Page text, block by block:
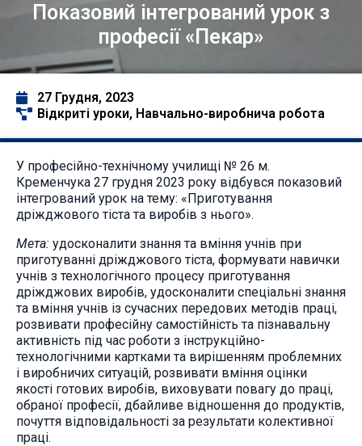
Показовий інтегрований урок з
професії «Пекар»
27 Грудня, 2023
Відкриті уроки, Навчально-виробнича робота
У професійно-технічному училищі № 26 м.
Кременчука 27 грудня 2023 року відбувся показовий
інтегрований урок на тему: «Приготування
дріжджового тіста та виробів з нього».
Мета: удосконалити знання та вміння учнів при
приготуванні дріжджового тіста, формувати навички
учнів з технологічного процесу приготування
дріжджових виробів, удосконалити спеціальні знання
та вміння учнів із сучасних передових методів праці,
розвивати професійну самостійність та пізнавальну
активність під час роботи з інструкційно-
технологічними картками та вирішенням проблемних
і виробничих ситуацій, розвивати вміння оцінки
якості готових виробів, виховувати повагу до праці,
обраної професії, дбайливе відношення до продуктів,
почуття відповідальності за результати колективної
праці.